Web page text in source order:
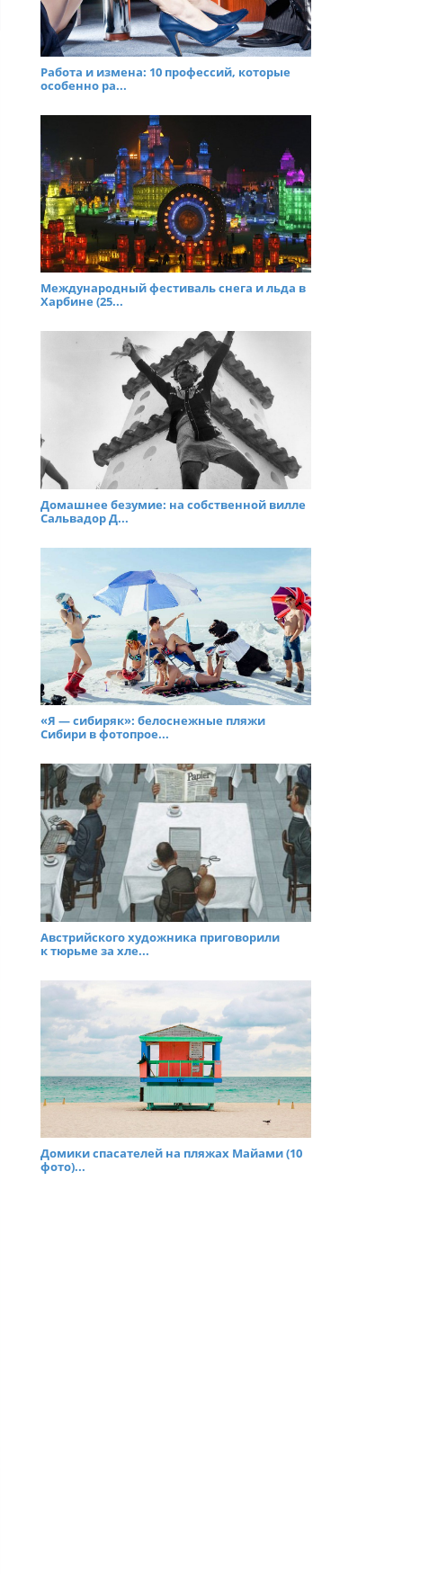
Работа и измена: 10 профессий, которые
особенно ра...
Международный фестиваль снега и льда в
Харбине (25...
Домашнее безумие: на собственной вилле
Сальвадор Д...
«Я — сибиряк»: белоснежные пляжи
Сибири в фотопрое...
Австрийского художника приговорили
к тюрьме за хле...
Домики спасателей на пляжах Майами (10
фото)...